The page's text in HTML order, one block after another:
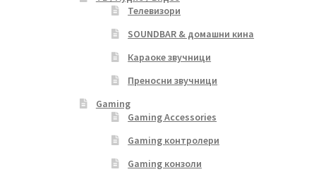
Телевизори
SOUNDBAR & домашни кина
Караоке звучници
Преносни звучници
Gaming
Gaming Accessories
Gaming контролери
Gaming конзоли